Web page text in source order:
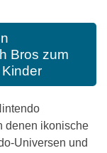
Bros zum
denen ikonische
Universen und